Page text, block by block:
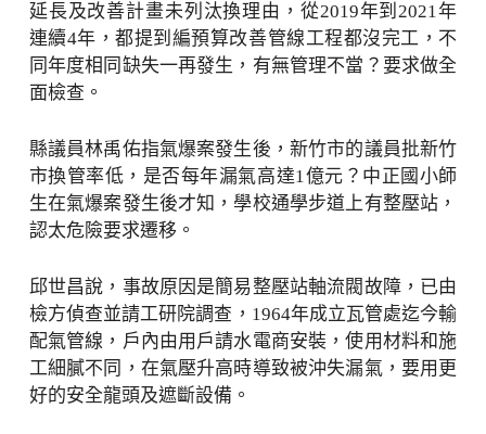
延長及改善計畫未列汰換理由，從2019年到2021年
連續4年，都提到編預算改善管線工程都沒完工，不
同年度相同缺失一再發生，有無管理不當？要求做全
面檢查。
縣議員林禹佑指氣爆案發生後，新竹市的議員批新竹
市換管率低，是否每年漏氣高達1億元？中正國小師
生在氣爆案發生後才知，學校通學步道上有整壓站，
認太危險要求遷移。
邱世昌說，事故原因是簡易整壓站軸流閥故障，已由
檢方偵查並請工研院調查，1964年成立瓦管處迄今輸
配氣管線，戶內由用戶請水電商安裝，使用材料和施
工細膩不同，在氣壓升高時導致被沖失漏氣，要用更
好的安全龍頭及遮斷設備。